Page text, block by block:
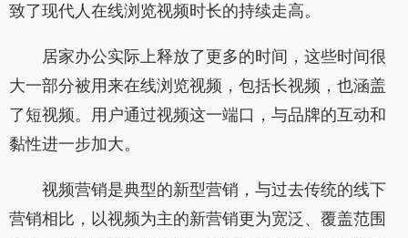
致了现代人在线浏览视频时长的持续走高。
居家办公实际上释放了更多的时间，这些时间很
大一部分被用来在线浏览视频，包括长视频，也涵盖
了短视频。用户通过视频这一端口，与品牌的互动和
黏性进一步加大。
视频营销是典型的新型营销，与过去传统的线下
营销相比，以视频为主的新营销更为宽泛、覆盖范围